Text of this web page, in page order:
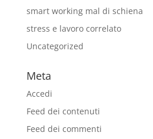
smart working mal di schiena
stress e lavoro correlato
Uncategorized
Meta
Accedi
Feed dei contenuti
Feed dei commenti